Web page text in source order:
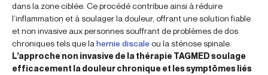
dans la zone ciblée. Ce procédé contribue ainsi à réduire
l’inflammation et à soulager la douleur, offrant une solution fiable
et non invasive aux personnes souffrant de problèmes de dos
chroniques tels que la hernie discale ou la sténose spinale.
L’approche non invasive de la thérapie TAGMED soulage
efficacement la douleur chronique et les symptômes liés